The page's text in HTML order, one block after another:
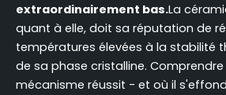
extraordinairement bas.La
quant à elle, doit sa réputation de
températures élevées à la stabilité
de sa phase cristalline.
mécanisme réussit - et où il